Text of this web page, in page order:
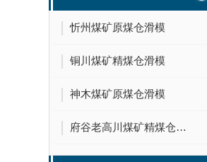
忻州煤矿原煤仓滑模
铜川煤矿精煤仓滑模
神木煤矿原煤仓滑模
府谷老高川煤矿精煤仓滑模